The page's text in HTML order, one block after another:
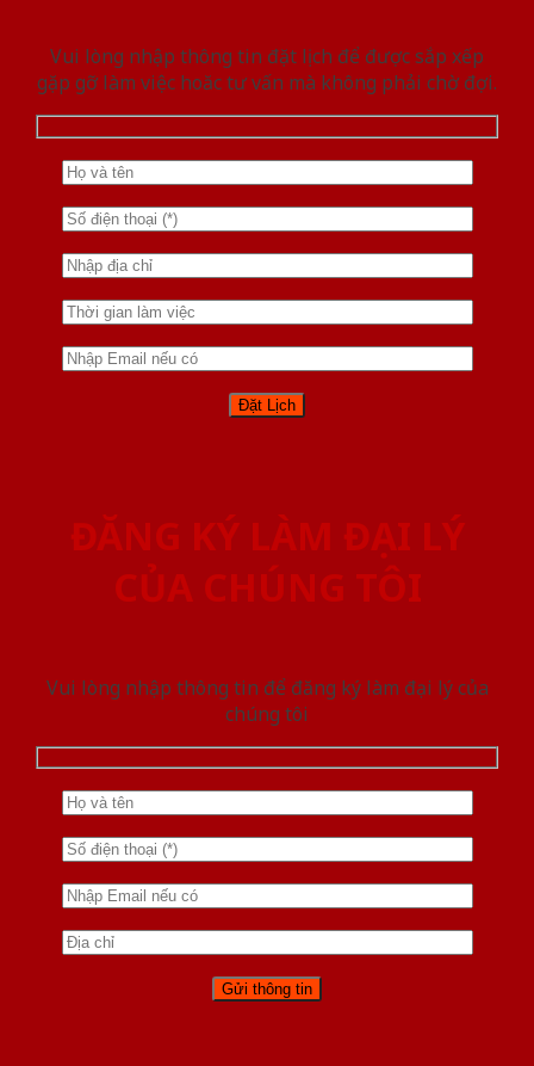
Vui lòng nhập thông tin đặt lịch để được sắp xếp
gặp gỡ làm việc hoăc tư vấn mà không phải chờ đợi.
ĐĂNG KÝ LÀM ĐẠI LÝ
CỦA CHÚNG TÔI
Vui lòng nhập thông tin để đăng ký làm đại lý của
chúng tôi